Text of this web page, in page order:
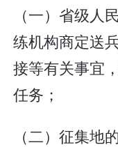
（一）省级人
练机构商定送
接等有关事宜
任务；
（二）征集地